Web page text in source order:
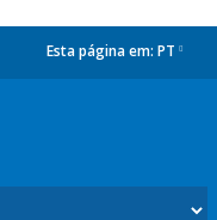
Esta página em: PT